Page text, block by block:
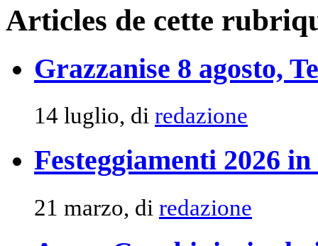
Articles de cette
Grazzanise 8 agosto,
14 luglio, di redazione
Festeggiamenti 2026
21 marzo, di redazione